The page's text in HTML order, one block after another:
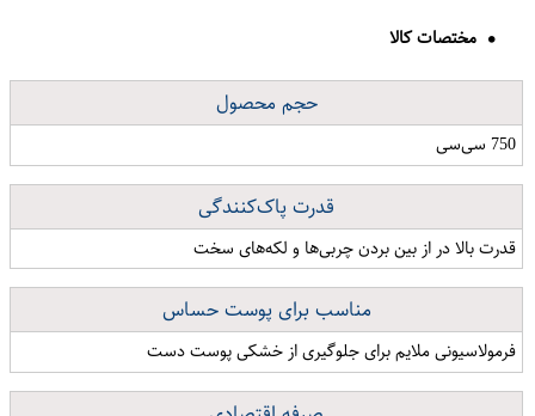
مختصات کالا
حجم محصول
750 سی‌سی
قدرت پاک‌کنندگی
قدرت بالا در از بین بردن چربی‌ها و لکه‌های سخت
مناسب برای پوست حساس
فرمولاسیونی ملایم برای جلوگیری از خشکی پوست دست